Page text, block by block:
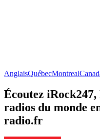
AnglaisQuébecMontreal
Écoutez
radios du monde
radio.fr